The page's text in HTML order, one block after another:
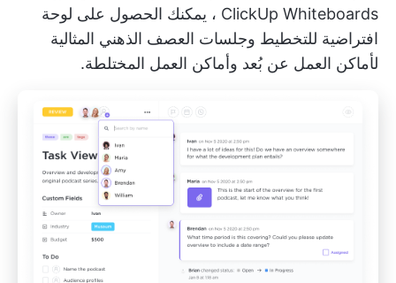
ClickUp Whiteboards ، يمكنك الحصول على لوحة
افتراضية للتخطيط وجلسات العصف الذهني المثالية
لأماكن العمل عن بُعد وأماكن العمل المختلطة.